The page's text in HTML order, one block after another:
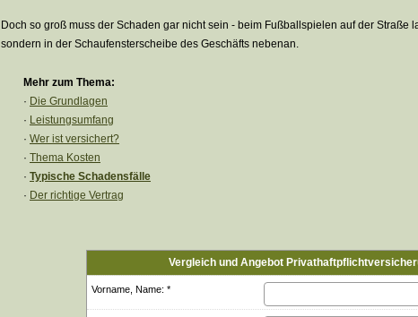
Doch so groß muss der Schaden gar nicht sein - beim Fußballspielen auf der Straße
sondern in der Schaufensterscheibe des Geschäfts nebenan.
Mehr zum Thema:
· Die Grundlagen
· Leistungsumfang
· Wer ist versichert?
· Thema Kosten
· Typische Schadensfälle
· Der richtige Vertrag
Vergleich und Angebot
Vorname, Name: *